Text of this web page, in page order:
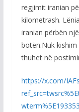
regjimit iranian
kilometrash.
iranian përbën
botën.Nuk
thuhet në
https://x.com/